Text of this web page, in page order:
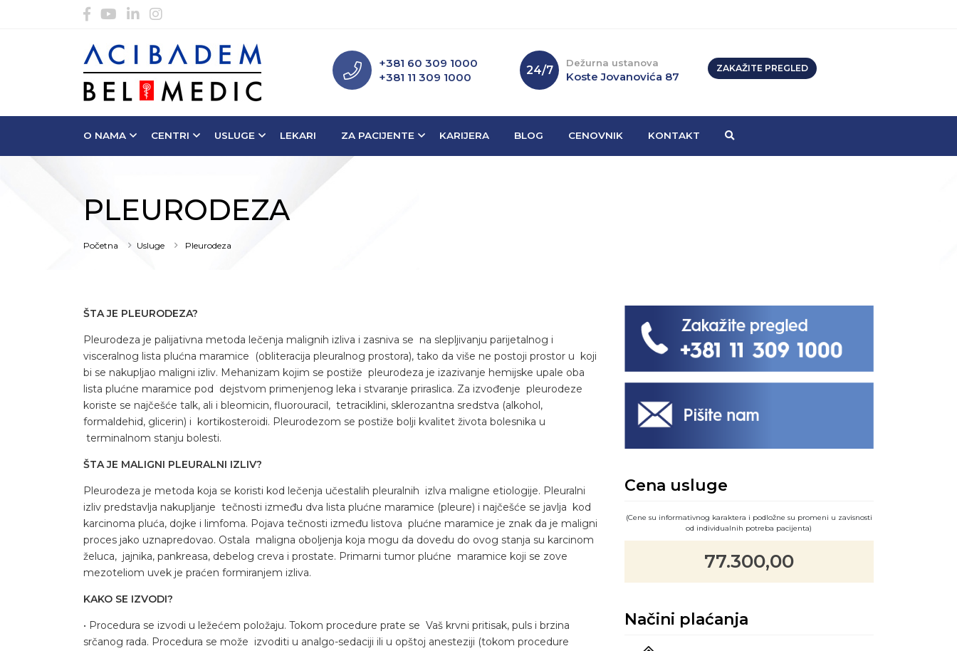
+381 60 309 1000
+381 11 309 1000
24/7
Dežurna ustanova
Koste Jovanovića 87
ZAKAŽITE PREGLED
O NAMA CENTRI USLUGE LEKARI ZA PACIJENTE KARIJERA BLOG CENOVNIK KONTAKT
PLEURODEZA
Početna Usluge Pleurodeza
ŠTA JE PLEURODEZA?
Pleurodeza je palijativna metoda lečenja malignih izliva i zasniva se na slepljivanju parijetalnog i
visceralnog lista plućna maramice (obliteracija pleuralnog prostora), tako da više ne postoji prostor u koji
bi se nakupljao maligni izliv. Mehanizam kojim se postiže pleurodeza je izazivanje hemijske upale oba
lista plućne maramice pod dejstvom primenjenog leka i stvaranje priraslica. Za izvođenje pleurodeze
koriste se najčešće talk, ali i bleomicin, fluorouracil, tetraciklini, sklerozantna sredstva (alkohol,
formaldehid, glicerin) i kortikosteroidi. Pleurodezom se postiže bolji kvalitet života bolesnika u
terminalnom stanju bolesti.
ŠTA JE MALIGNI PLEURALNI IZLIV?
Pleurodeza je metoda koja se koristi kod lečenja učestalih pleuralnih izlva maligne etiologije. Pleuralni
izliv predstavlja nakupljanje tečnosti između dva lista plućne maramice (pleure) i najčešće se javlja kod
karcinoma pluća, dojke i limfoma. Pojava tečnosti između listova plućne maramice je znak da je maligni
proces jako uznapredovao. Ostala maligna oboljenja koja mogu da dovedu do ovog stanja su karcinom
želuca, jajnika, pankreasa, debelog creva i prostate. Primarni tumor plućne maramice koji se zove
mezoteliom uvek je praćen formiranjem izliva.
KAKO SE IZVODI?
• Procedura se izvodi u ležećem položaju. Tokom procedure prate se Vaš krvni pritisak, puls i brzina
srčanog rada. Procedura se može izvoditi u analgo-sedaciji ili u opštoj anesteziji (tokom procedure
Cena usluge
(Cene su informativnog karaktera i podložne su promeni u zavisnosti
od individualnih potreba pacijenta)
77.300,00
Načini plaćanja